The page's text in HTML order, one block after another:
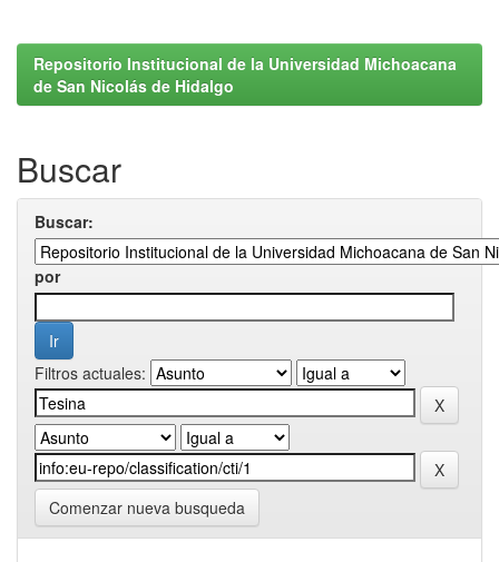
Repositorio Institucional de la Universidad Michoacana
de San Nicolás de Hidalgo
Buscar
Buscar:
por
Filtros actuales:
Comenzar nueva busqueda